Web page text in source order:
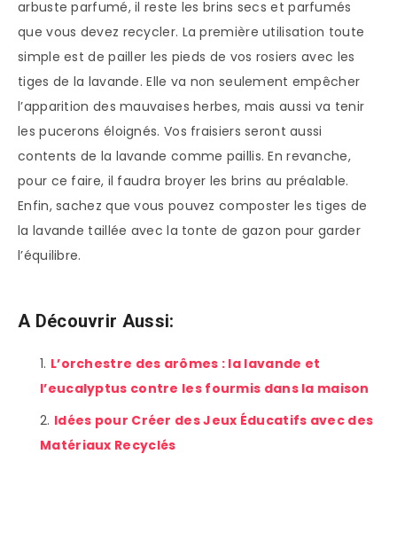
arbuste parfumé, il reste les brins secs et parfumés
que vous devez recycler. La première utilisation toute
simple est de pailler les pieds de vos rosiers avec les
tiges de la lavande. Elle va non seulement empêcher
l’apparition des mauvaises herbes, mais aussi va tenir
les pucerons éloignés. Vos fraisiers seront aussi
contents de la lavande comme paillis. En revanche,
pour ce faire, il faudra broyer les brins au préalable.
Enfin, sachez que vous pouvez composter les tiges de
la lavande taillée avec la tonte de gazon pour garder
l’équilibre.
A Découvrir Aussi:
L’orchestre des arômes : la lavande et
l’eucalyptus contre les fourmis dans la maison
Idées pour Créer des Jeux Éducatifs avec des
Matériaux Recyclés